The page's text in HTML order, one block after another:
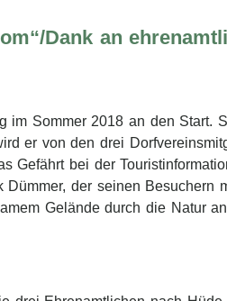
Dank an
im Sommer 2018 an den Start.
er von den drei
Gefährt bei der
Dümmer, der seinen Besuchern
Gelände durch die Natur